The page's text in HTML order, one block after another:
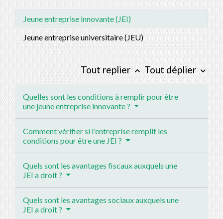
Jeune entreprise innovante (JEI)
Jeune entreprise universitaire (JEU)
Tout replier keyboard_arrow_up Tout déplier keyboard_arrow_down
Quelles sont les conditions à remplir pour être
une jeune entreprise innovante ?
Comment vérifier si l'entreprise remplit les
conditions pour être une JEI ?
Quels sont les avantages fiscaux auxquels une
JEI a droit ?
Quels sont les avantages sociaux auxquels une
JEI a droit ?